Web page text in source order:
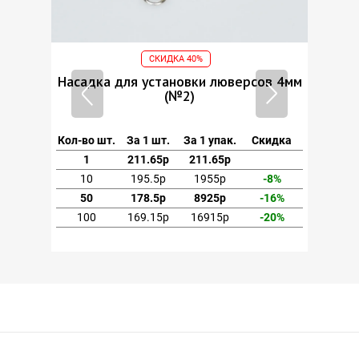
СКИДКА 40%
Насадка для установки люверсов 4мм
(№2)
Кол-во шт. За 1 шт. За 1 упак.
Скидка
1
211.65р
211.65р
10
195.5р 1955р
-8%
50
178.5р 8925р
-16%
100
169.15р 16915р -20%